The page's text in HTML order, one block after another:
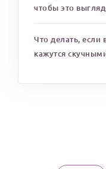
чтобы это
Что делать, если
кажутся